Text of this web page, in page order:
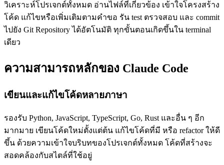
วิเคราะห์โปรเจกต์ทั้งหมด อ่านไฟล์ที่เกี่ยวข้อง เข้าใจโครงสร้าง
โค้ด แก้ไขหรือเพิ่มเติมตามคำขอ รัน test ตรวจสอบ และ commit
ไปยัง Git Repository ได้อัตโนมัติ ทุกขั้นตอนเกิดขึ้นใน terminal
เดียว
ความสามารถหลักของ Claude Code
เขียนและแก้ไขโค้ดหลายภาษา
รองรับ Python, JavaScript, TypeScript, Go, Rust และอื่น ๆ อีก
มากมาย เขียนโค้ดใหม่ตั้งแต่ต้น แก้ไขโค้ดที่มี หรือ refactor ให้ดี
ขึ้น ด้วยความเข้าใจบริบทของโปรเจกต์ทั้งหมด โค้ดที่สร้างจะ
สอดคล้องกับสไตล์ที่ใช้อยู่